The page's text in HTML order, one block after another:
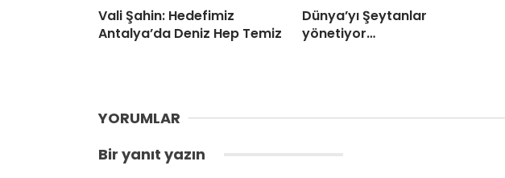
Vali Şahin: Hedefimiz
Antalya’da Deniz Hep Temiz
Dünya’yı Şeytanlar
yönetiyor…
YORUMLAR
Bir yanıt yazın